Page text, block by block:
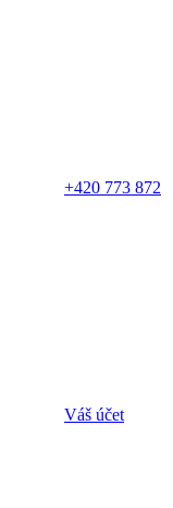
+420 773 872
Váš účet